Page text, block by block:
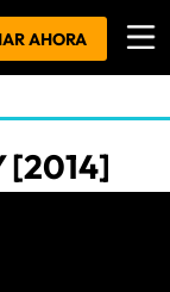
AHORA
[2014]